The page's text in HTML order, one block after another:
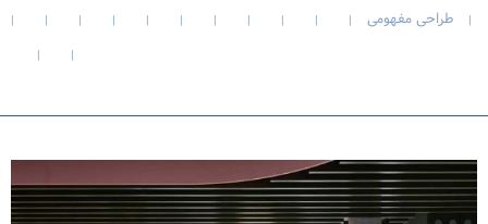
| طراحی مفهومی |
|
|
|
|
|
|
|
|
|
|
|
|